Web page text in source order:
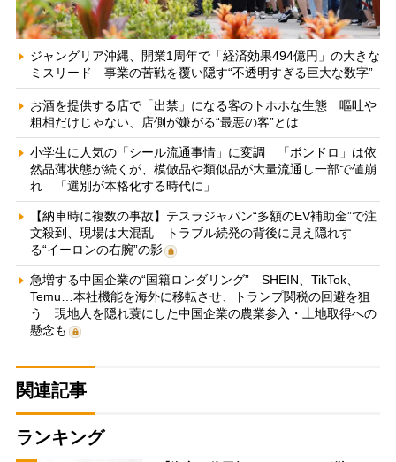
ジャングリア沖縄、開業1周年で「経済効果494億円」の大きな
ミスリード 事業の苦戦を覆い隠す“不透明すぎる巨大な数字”
お酒を提供する店で「出禁」になる客のトホホな生態 嘔吐や
粗相だけじゃない、店側が嫌がる“最悪の客”とは
小学生に人気の「シール流通事情」に変調 「ボンドロ」は依
然品薄状態が続くが、模倣品や類似品が大量流通し一部で値崩
れ 「選別が本格化する時代に」
【納車時に複数の事故】テスラジャパン“多額のEV補助金”で注
文殺到、現場は大混乱 トラブル続発の背後に見え隠れす
る“イーロンの右腕”の影
急増する中国企業の“国籍ロンダリング” SHEIN、TikTok、
Temu…本社機能を海外に移転させ、トランプ関税の回避を狙
う 現地人を隠れ蓑にした中国企業の農業参入・土地取得への
懸念も
関連記事
ランキング